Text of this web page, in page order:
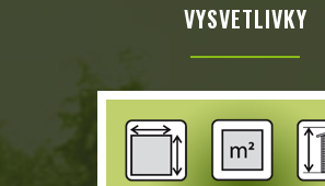
VYSVETLIVKY